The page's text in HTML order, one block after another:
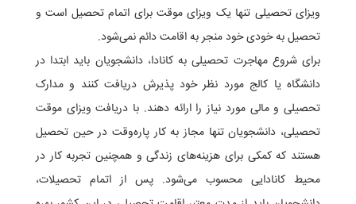
ویزای تحصیلی تنها یک ویزای موقت برای اتمام تحصیل است و
تحصیل به خودی خود منجر به اقامت دائم نمی‌شود.
برای شروع مهاجرت تحصیلی به کانادا، دانشجویان باید ابتدا در
دانشگاه یا کالج مورد نظر خود پذیرش دریافت کنند و مدارک
تحصیلی و مالی مورد نیاز را ارائه دهند. با دریافت ویزای موقت
تحصیلی، دانشجویان تنها مجاز به کار پاره‌وقت در حین تحصیل
هستند که کمکی برای هزینه‌های زندگی و همچنین تجربه کار در
محیط کانادایی محسوب می‌شود. پس از اتمام تحصیلات،